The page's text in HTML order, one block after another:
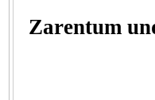
Zarentum